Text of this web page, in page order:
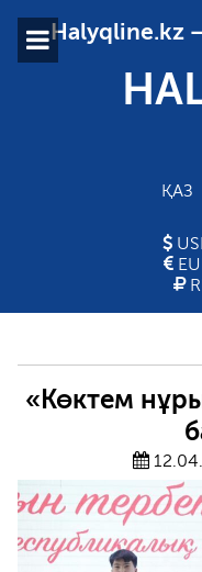
Halyqline.kz
ҚАЗ
«Көктем